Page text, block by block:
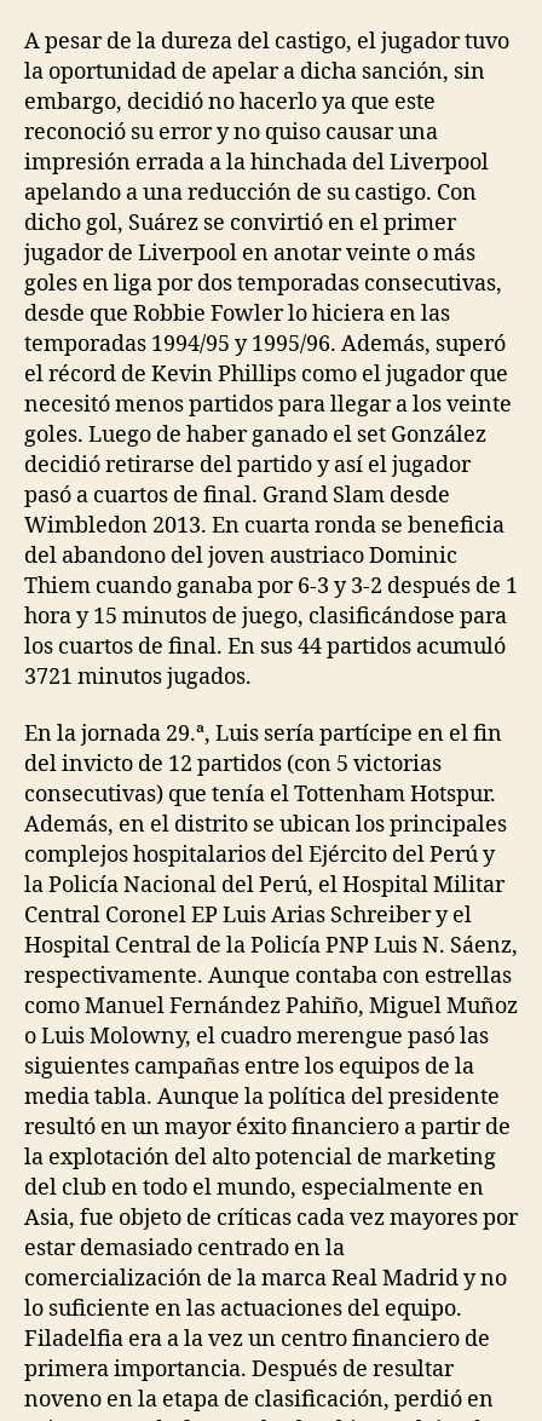
A pesar de la dureza del castigo, el jugador tuvo
la oportunidad de apelar a dicha sanción, sin
embargo, decidió no hacerlo ya que este
reconoció su error y no quiso causar una
impresión errada a la hinchada del Liverpool
apelando a una reducción de su castigo. Con
dicho gol, Suárez se convirtió en el primer
jugador de Liverpool en anotar veinte o más
goles en liga por dos temporadas consecutivas,
desde que Robbie Fowler lo hiciera en las
temporadas 1994/95 y 1995/96. Además, superó
el récord de Kevin Phillips como el jugador que
necesitó menos partidos para llegar a los veinte
goles. Luego de haber ganado el set González
decidió retirarse del partido y así el jugador
pasó a cuartos de final. Grand Slam desde
Wimbledon 2013. En cuarta ronda se beneficia
del abandono del joven austriaco Dominic
Thiem cuando ganaba por 6-3 y 3-2 después de 1
hora y 15 minutos de juego, clasificándose para
los cuartos de final. En sus 44 partidos acumuló
3721 minutos jugados.
En la jornada 29.ª, Luis sería partícipe en el fin
del invicto de 12 partidos (con 5 victorias
consecutivas) que tenía el Tottenham Hotspur.
Además, en el distrito se ubican los principales
complejos hospitalarios del Ejército del Perú y
la Policía Nacional del Perú, el Hospital Militar
Central Coronel EP Luis Arias Schreiber y el
Hospital Central de la Policía PNP Luis N. Sáenz,
respectivamente. Aunque contaba con estrellas
como Manuel Fernández Pahiño, Miguel Muñoz
o Luis Molowny, el cuadro merengue pasó las
siguientes campañas entre los equipos de la
media tabla. Aunque la política del presidente
resultó en un mayor éxito financiero a partir de
la explotación del alto potencial de marketing
del club en todo el mundo, especialmente en
Asia, fue objeto de críticas cada vez mayores por
estar demasiado centrado en la
comercialización de la marca Real Madrid y no
lo suficiente en las actuaciones del equipo.
Filadelfia era a la vez un centro financiero de
primera importancia. Después de resultar
noveno en la etapa de clasificación, perdió en